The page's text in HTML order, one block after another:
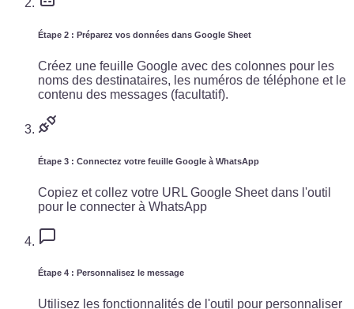
Étape 2 : Préparez vos données dans Google Sheet
Créez une feuille Google avec des colonnes pour les
noms des destinataires, les numéros de téléphone et le
contenu des messages (facultatif).
Étape 3 : Connectez votre feuille Google à WhatsApp
Copiez et collez votre URL Google Sheet dans l'outil
pour le connecter à WhatsApp
Étape 4 : Personnalisez le message
Utilisez les fonctionnalités de l'outil pour personnaliser